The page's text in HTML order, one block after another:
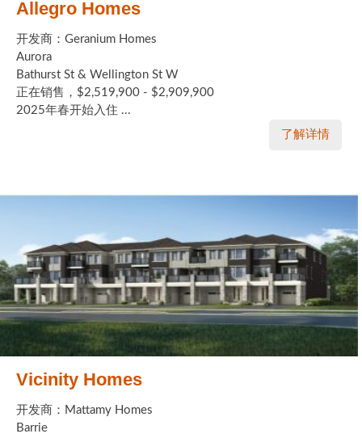
Allegro Homes
开发商：Geranium Homes
Aurora
Bathurst St & Wellington St W
正在销售，$2,519,900 - $2,909,900
2025年春开始入住 ...
了解详情
Vicinity Homes
开发商：Mattamy Homes
Barrie